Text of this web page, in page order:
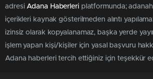
adresiAdana Haberleriplatformunda;
içerikleri kaynak gösterilmeden alıntı
izinsiz olarak kopyalanamaz, başka yerde
işlem yapan kişi/kişiler için yasal başvuru
Adana haberleri tercih ettiğiniz için teşekkür